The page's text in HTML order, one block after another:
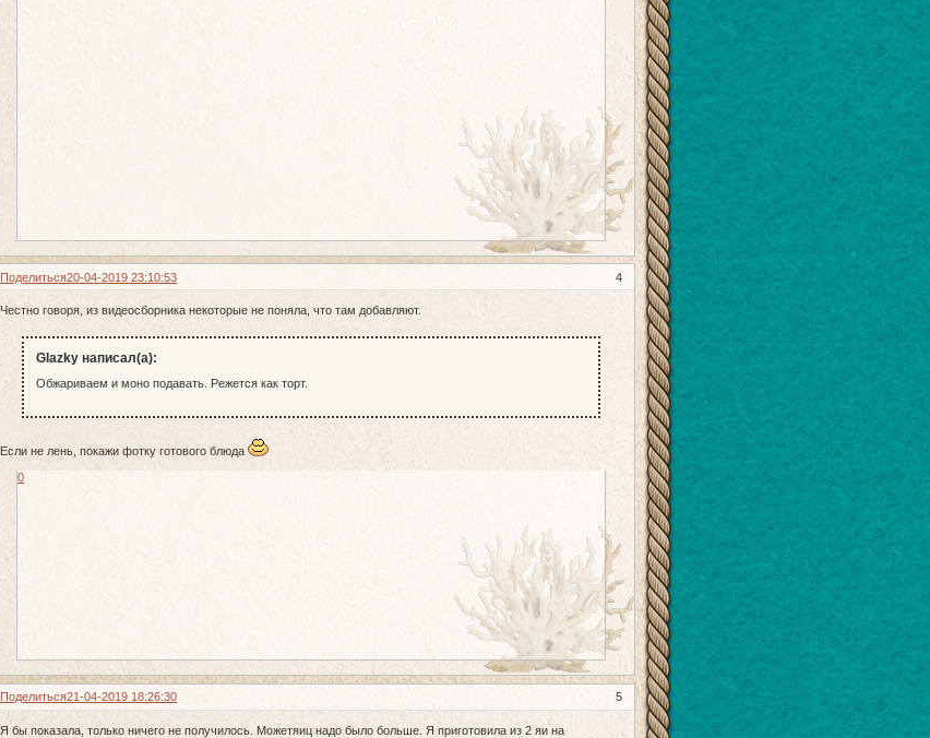
Поделиться 4
20-04-2019 23:10:53
Честно говоря, из видеосборника некоторые не поняла, что там добавляют.
Glazky написал(а):
Обжариваем и моно подавать. Режется как торт.
Если не лень, покажи фотку готового блюда
0
Поделиться 5
21-04-2019 18:26:30
Я бы показала, только ничего не получилось. Можетяиц надо было больше. Я приготовила из 2 яи на